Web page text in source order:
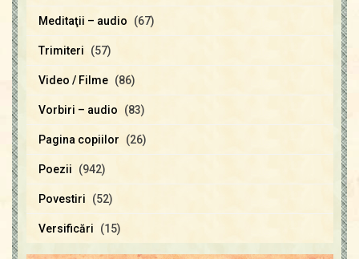
Meditaţii – audio (67)
Trimiteri (57)
Video / Filme (86)
Vorbiri – audio (83)
Pagina copiilor (26)
Poezii (942)
Povestiri (52)
Versificări (15)